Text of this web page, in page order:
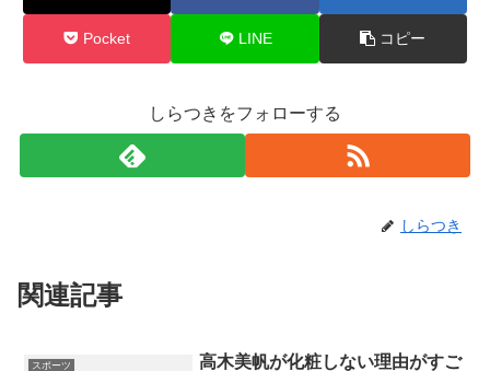
Pocket LINE コピー
しらつきをフォローする
しらつき
関連記事
スポーツ
高木美帆が化粧しない理由がすご